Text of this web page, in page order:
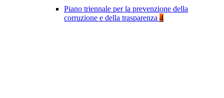
Piano triennale per la prevenzione della
corruzione e della trasparenza 4